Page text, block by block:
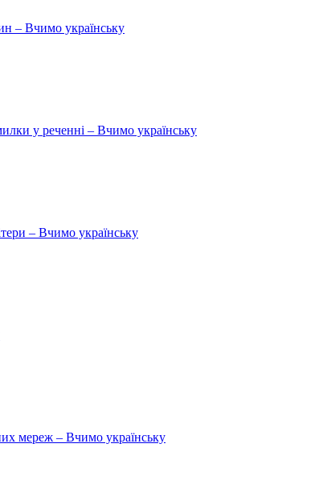
– Вчимо українську
у реченні – Вчимо українську
– Вчимо українську
мереж – Вчимо українську